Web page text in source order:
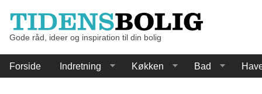
Gode råd, ideer og inspiration til din bolig
Forside Indretning Køkken Bad